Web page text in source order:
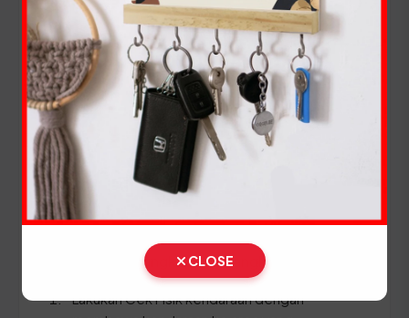
Setiap lima tahun, pemilik kendaraan wajib
melakukan pergantian pelat nomor dan cek fisik
kendaraan. Siapkan dokumen tambahan ini:
STNK asli
KTP asli
SKPD asli
Ikuti panduan langkah demi langkah berikut:
Lakukan Cek Fisik kendaraan dengan
CLOSE